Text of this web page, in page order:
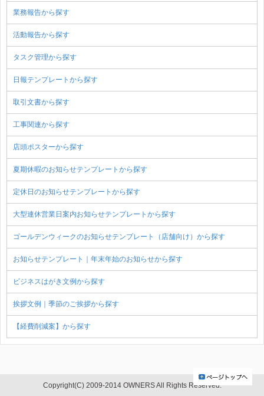
業務報告から探す
活動報告から探す
タスク管理から探す
日報テンプレートから探す
取引文書から探す
工事関連から探す
店頭ポスターから探す
夏期休暇のお知らせテンプレートから探す
定休日のお知らせテンプレートから探す
大型連休営業日案内お知らせテンプレートから探す
ゴールデンウィークのお知らせテンプレート（店舗向け）から探す
お知らせテンプレート｜年末年始のお知らせから探す
ビジネスはがき文例から探す
挨拶文例｜季節のご挨拶から探す
【経費削減案】から探す
Copyright(C) 2009-2014 OWNERS All Rights Reserved.